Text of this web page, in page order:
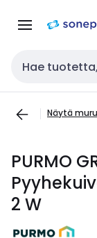
navigointiin
Haku
Näytä
PURMO
2 W